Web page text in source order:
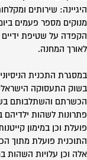
היגיינה: שירותים
מנוקים מספר פעמים
הקפדה על שטיפת ידיים
לאורך המחנה.
במסגרת התכנית
בשוק התעסוקה
הכשרתם והשתלבותם
פתרונות לשהות
פועלת וכן במימון
התוכנית פועלת מתוך
אלה וכן עלויות השהות